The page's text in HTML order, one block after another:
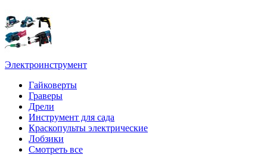
Электроинструмент
Гайковерты
Граверы
Дрели
Инструмент для сада
Краскопульты электрические
Лобзики
Смотреть все